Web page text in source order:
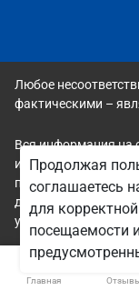
Любое
фактическими –
Вся информация на
исключительно
при каких условиях
дополнительную
указанным на сайте.
Главная
Продолжая
соглашаетесь
для
посещаемости